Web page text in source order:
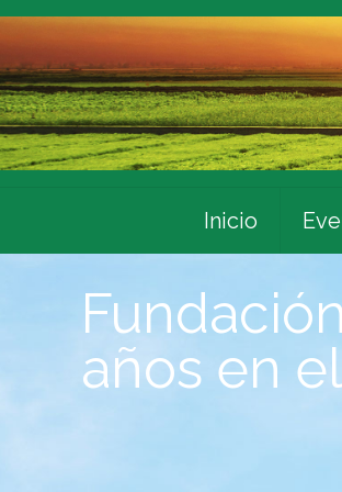
Inicio
años en